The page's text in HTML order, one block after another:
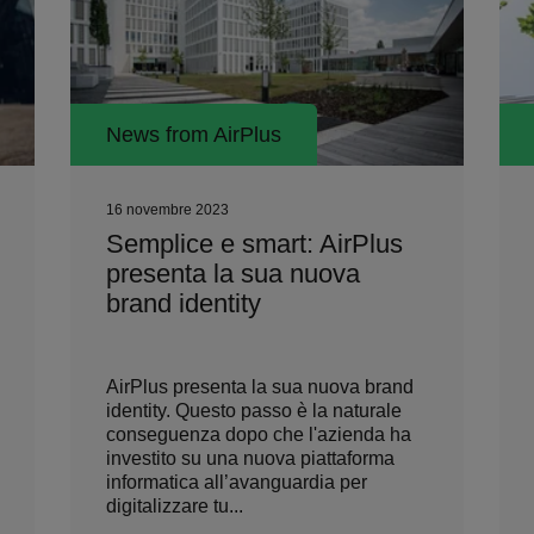
News from AirPlus
31 maggio 2023
AirPlus contribuisce alla
salvaguardia dell’ambiente
e del clima
AirPlus International finanzia un
progetto di protezione del clima per le
emissioni di gas serra non eliminabili
provenienti dalle proprie attività.
AirPlus è stata certificata con l'Impact
...